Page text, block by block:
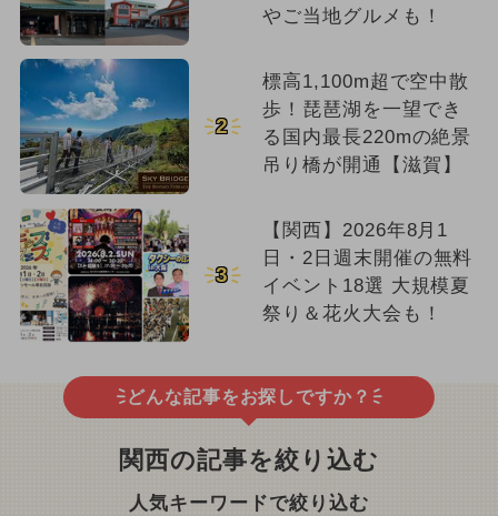
やご当地グルメも！
2
標高1,100m超で空中散
歩！琵琶湖を一望でき
る国内最長220mの絶景
吊り橋が開通【滋賀】
3
【関西】2026年8月1
日・2日週末開催の無料
イベント18選 大規模夏
祭り＆花火大会も！
どんな記事をお探しですか？
関西の記事を絞り込む
人気キーワードで絞り込む